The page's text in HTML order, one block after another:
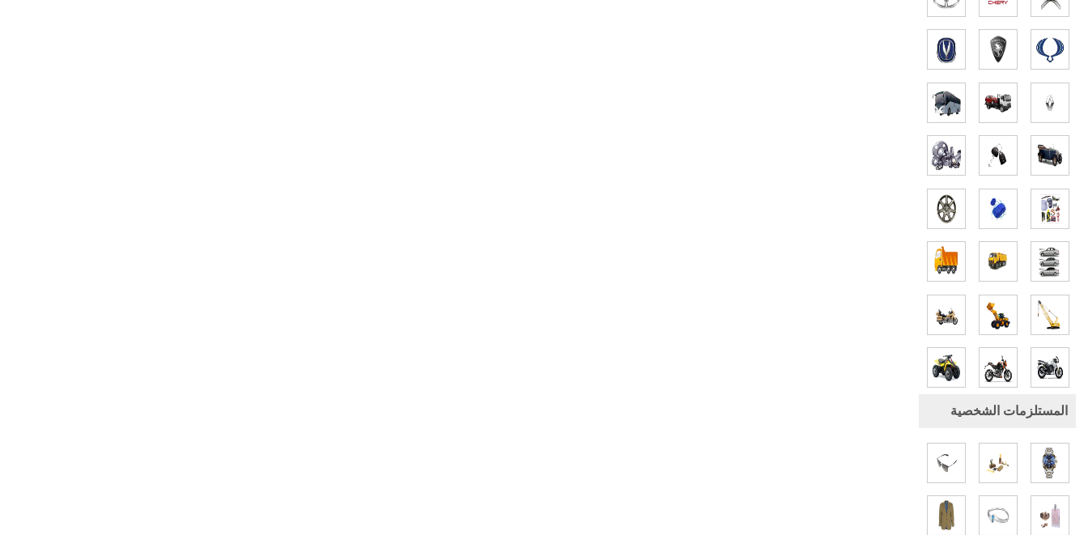
المستلزمات الشخصية